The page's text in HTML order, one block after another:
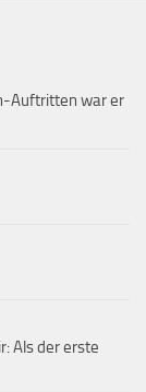
Auftritten war er
Als der erste